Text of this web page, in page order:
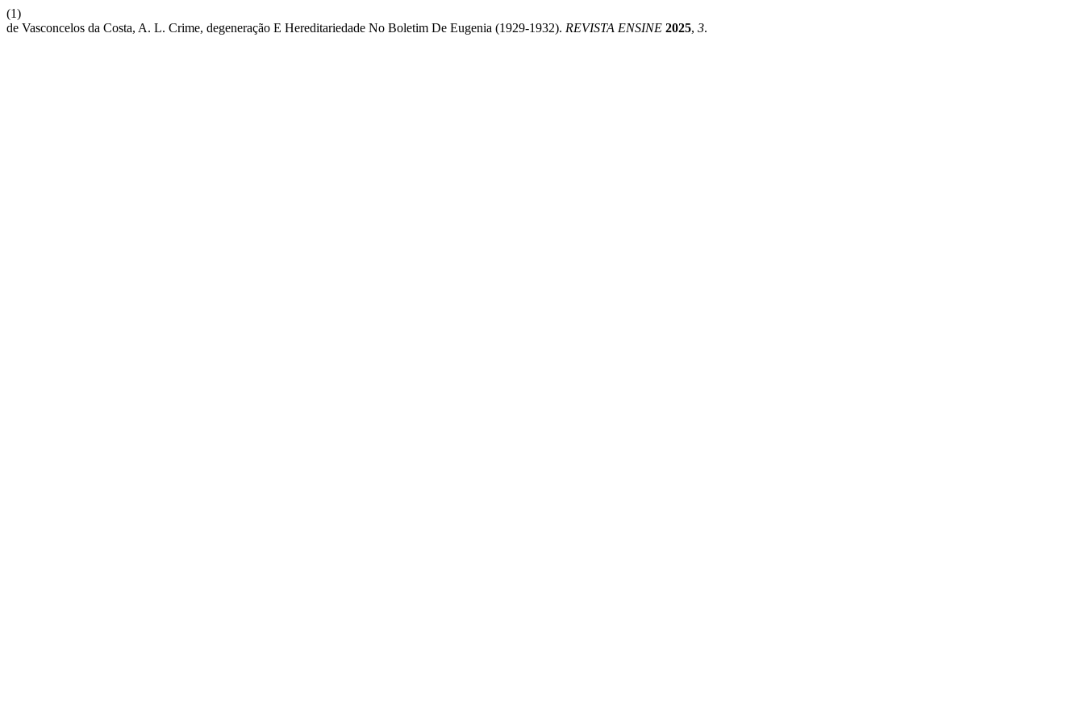
(1)
de Vasconcelos da Costa, A. L. Crime, degeneração E Hereditariedade No Boletim De Eugenia (1929-1932). REVISTA ENSINE 2025, 3.